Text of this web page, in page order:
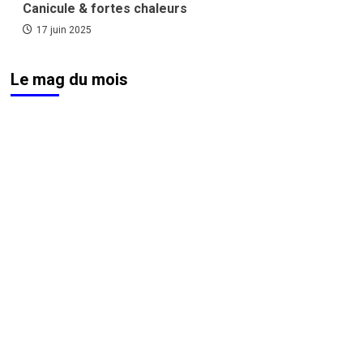
Canicule & fortes chaleurs
17 juin 2025
Le mag du mois